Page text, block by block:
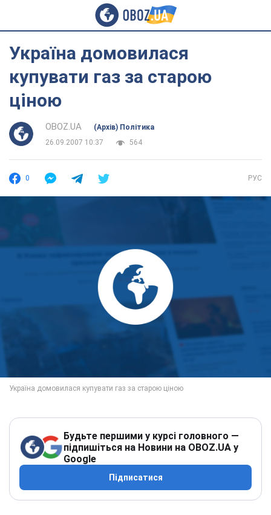
Україна домовилася
купувати газ за старою
ціною
OBOZ.UA
(Архів) Політика
26.09.2007 10:37
564
0 РУС
Будьте першими у курсі головного —
підпишіться на Новини на OBOZ.UA у
Google
Підписатися